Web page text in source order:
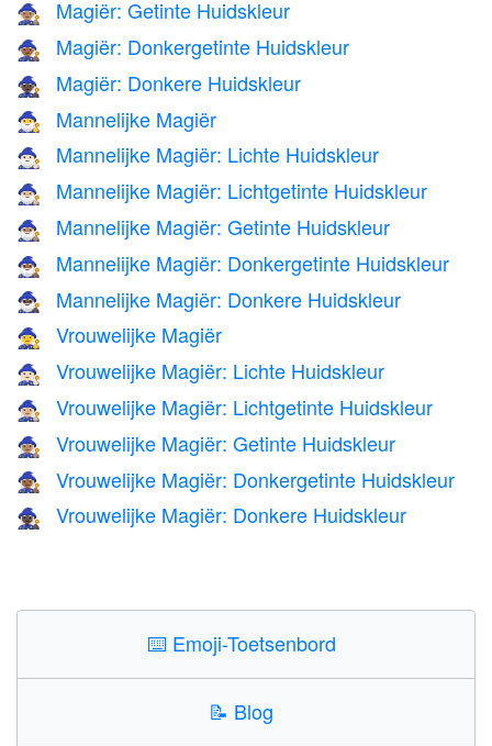
🧙🏽 Magiër: Getinte Huidskleur
🧙🏾 Magiër: Donkergetinte Huidskleur
🧙🏿 Magiër: Donkere Huidskleur
🧙‍♂️ Mannelijke Magiër
🧙🏻‍♂️ Mannelijke Magiër: Lichte Huidskleur
🧙🏼‍♂️ Mannelijke Magiër: Lichtgetinte Huidskleur
🧙🏽‍♂️ Mannelijke Magiër: Getinte Huidskleur
🧙🏾‍♂️ Mannelijke Magiër: Donkergetinte Huidskleur
🧙🏿‍♂️ Mannelijke Magiër: Donkere Huidskleur
🧙‍♀️ Vrouwelijke Magiër
🧙🏻‍♀️ Vrouwelijke Magiër: Lichte Huidskleur
🧙🏼‍♀️ Vrouwelijke Magiër: Lichtgetinte Huidskleur
🧙🏽‍♀️ Vrouwelijke Magiër: Getinte Huidskleur
🧙🏾‍♀️ Vrouwelijke Magiër: Donkergetinte Huidskleur
🧙🏿‍♀️ Vrouwelijke Magiër: Donkere Huidskleur
⌨️ Emoji-Toetsenbord
📝 Blog